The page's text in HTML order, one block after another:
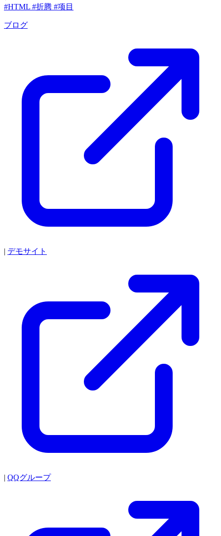
#HTML #折腾 #项目
ブログ
| デモサイト
| QQグループ